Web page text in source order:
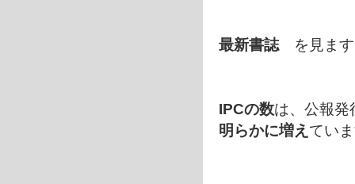
最新書誌を見ます
IPCの数は、公報発
明らかに増え てい